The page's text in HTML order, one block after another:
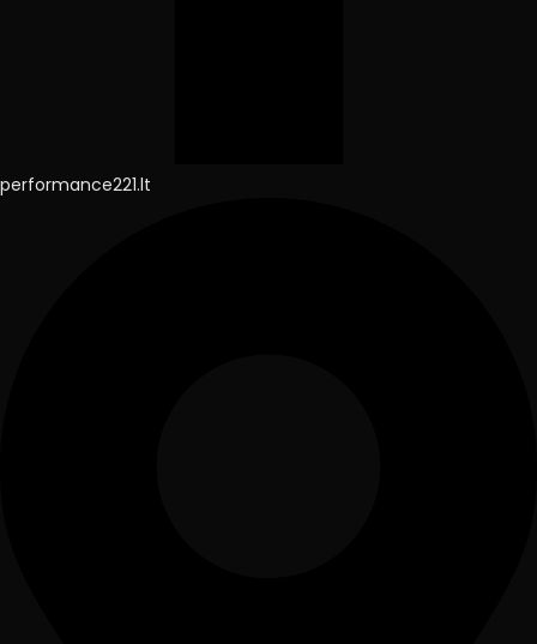
performance221.lt